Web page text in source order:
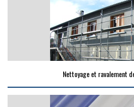
Nettoyage et ravalement